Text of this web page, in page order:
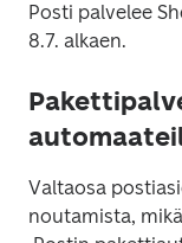
Posti palvelee
Valtaosa
noutamista,